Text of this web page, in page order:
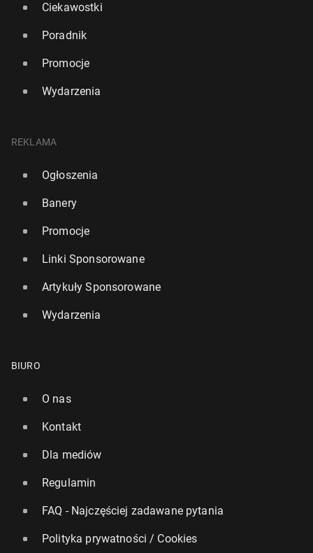
Ciekawostki
Poradnik
Promocje
Wydarzenia
REKLAMA
Ogłoszenia
Banery
Promocje
Linki Sponsorowane
Artykuły Sponsorowane
Wydarzenia
BIURO
O nas
Kontakt
Dla mediów
Regulamin
FAQ - Najczęściej zadawane pytania
Polityka prywatności / Cookies